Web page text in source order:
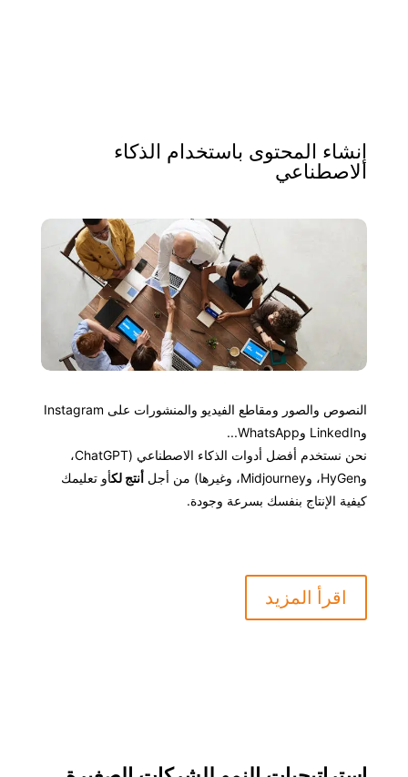
إنشاء المحتوى باستخدام الذكاء
الاصطناعي
النصوص والصور ومقاطع الفيديو والمنشورات على Instagram
وLinkedIn وWhatsApp...
نحن نستخدم أفضل أدوات الذكاء الاصطناعي (ChatGPT،
وHyGen، وMidjourney، وغيرها) من أجل
أنتج لكأو تعليمك
كيفية الإنتاج بنفسك بسرعة وجودة.
اقرأ المزيد